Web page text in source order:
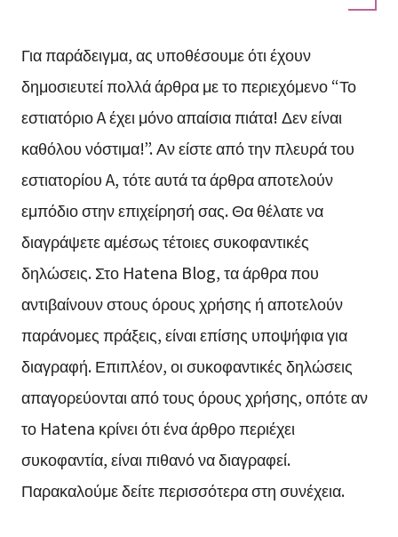
Για παράδειγμα, ας υποθέσουμε ότι έχουν
δημοσιευτεί πολλά άρθρα με το περιεχόμενο “Το
εστιατόριο A έχει μόνο απαίσια πιάτα! Δεν είναι
καθόλου νόστιμα!”. Αν είστε από την πλευρά του
εστιατορίου A, τότε αυτά τα άρθρα αποτελούν
εμπόδιο στην επιχείρησή σας. Θα θέλατε να
διαγράψετε αμέσως τέτοιες συκοφαντικές
δηλώσεις. Στο Hatena Blog, τα άρθρα που
αντιβαίνουν στους όρους χρήσης ή αποτελούν
παράνομες πράξεις, είναι επίσης υποψήφια για
διαγραφή. Επιπλέον, οι συκοφαντικές δηλώσεις
απαγορεύονται από τους όρους χρήσης, οπότε αν
το Hatena κρίνει ότι ένα άρθρο περιέχει
συκοφαντία, είναι πιθανό να διαγραφεί.
Παρακαλούμε δείτε περισσότερα στη συνέχεια.